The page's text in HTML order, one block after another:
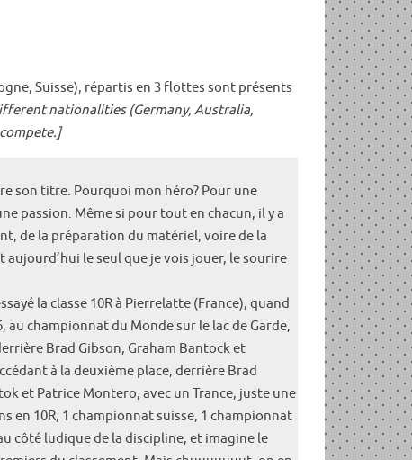
Suisse), répartis en 3 flottes sont présents
nationalities (Germany, Australia,
son titre. Pourquoi mon héro? Pour une
passion. Même si pour tout en chacun, il y a
de la préparation du matériel, voire de la
le seul que je vois jouer, le sourire
la classe 10R à Pierrelatte (France), quand
championnat du Monde sur le lac de Garde,
Brad Gibson, Graham Bantock et
à la deuxième place, derrière Brad
et Patrice Montero, avec un Trance, juste une
en 10R, 1 championnat suisse, 1 championnat
côté ludique de la discipline, et imagine le